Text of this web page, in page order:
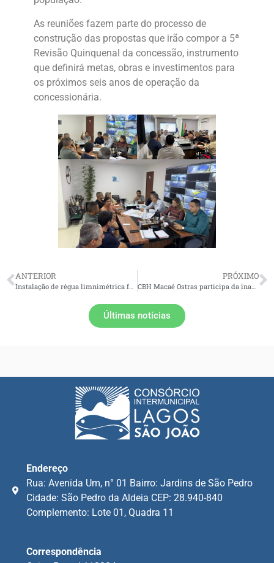
As reuniões fazem parte do processo de
construção das propostas que irão compor a 5ª
Revisão Quinquenal da concessão, instrumento
que definirá metas, obras e investimentos para
os próximos seis anos de operação da
concessionária.
ANTERIOR PRÓXIMO
CBH Macaé Ostras participa da inauguração do Viveiro Escola da Rio+ Saneamento
Últimas notícias
Endereço
Rua: Avenida Um, n° 01 Bairro: Jardins de São Pedro
Cidade: São Pedro da Aldeia CEP: 28.940-840
Complemento: Lote 01, Quadra 11
Correspondência